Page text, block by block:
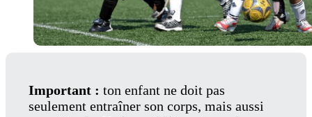
Important : ton enfant ne doit pas
seulement entraîner son corps, mais aussi